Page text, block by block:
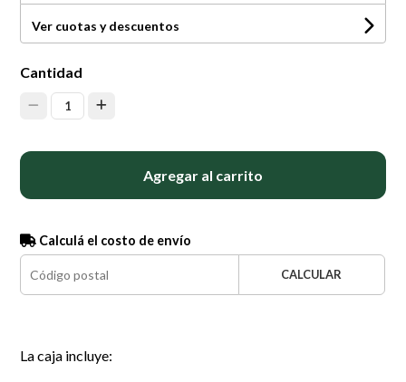
Ver cuotas y descuentos
Cantidad
1
Agregar al carrito
Calculá el costo de envío
CALCULAR
La caja incluye: